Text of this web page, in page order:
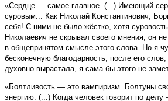
«Сердце — самое главное. (...) Имеющий
суровым... Как Николай Константинович,
себя! С ними не было жёстко, хотя
Николаевич не скрывал своего мнения, он
в общепринятом смысле этого слова. Но я
бесконечную благодарность; после его
духовно вырастала, я сама бы этого не
«Болтливость — это вампиризм. Болтуны
энергию. (...) Когда человек говорит по